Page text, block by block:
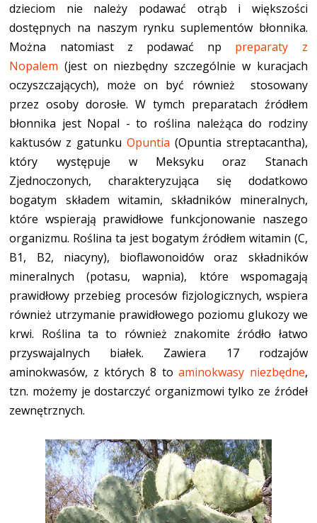
dzieciom nie należy podawać otrąb i większości
dostępnych na naszym rynku suplementów błonnika.
Można natomiast z podawać np preparaty z
Nopalem (jest on niezbędny szczególnie w kuracjach
oczyszczających), może on być również stosowany
przez osoby dorosłe. W tymch preparatach źródłem
błonnika jest Nopal - to roślina należąca do rodziny
kaktusów z gatunku Opuntia (Opuntia streptacantha),
który występuje w Meksyku oraz Stanach
Zjednoczonych, charakteryzująca się dodatkowo
bogatym składem witamin, składników mineralnych,
które wspierają prawidłowe funkcjonowanie naszego
organizmu. Roślina ta jest bogatym źródłem witamin (C,
B1, B2, niacyny), bioflawonoidów oraz składników
mineralnych (potasu, wapnia), które wspomagają
prawidłowy przebieg procesów fizjologicznych, wspiera
również utrzymanie prawidłowego poziomu glukozy we
krwi. Roślina ta to również znakomite źródło łatwo
przyswajalnych białek. Zawiera 17 rodzajów
aminokwasów, z których 8 toaminokwasy niezbędne,
tzn. możemy je dostarczyć organizmowi tylko ze źródeł
zewnętrznych.